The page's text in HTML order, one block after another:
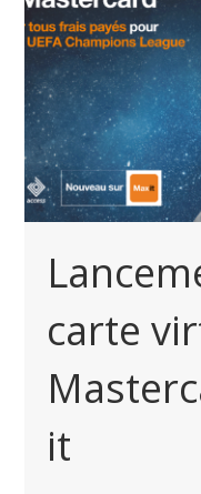
carte
it